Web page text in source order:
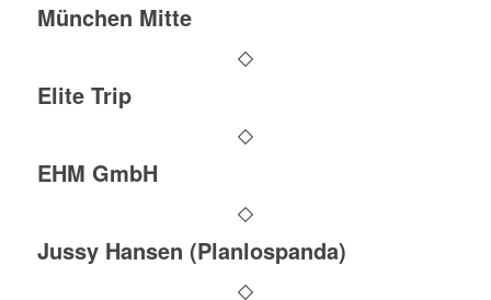
München Mitte
Elite Trip
EHM GmbH
Jussy Hansen (Planlospanda)